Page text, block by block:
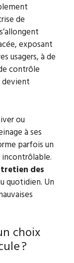
de
s’allongent
exposant
usagers, à de
contrôle
devient
ou
à ses
parfois un
des
quotidien. Un
choix
?